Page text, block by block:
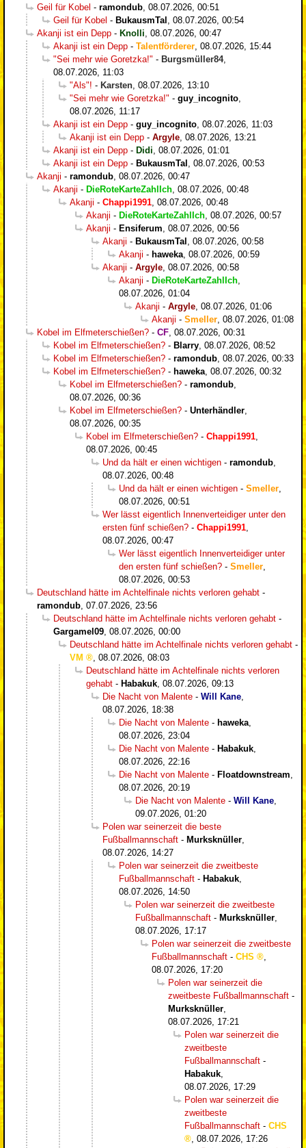
Geil für Kobel - ramondub 08.07.2026, 00:51
Geil für Kobel - BukausmTal
08.07.2026, 00:54
Akanji ist ein Depp - Knolli 08.07.2026, 00:47
Akanji ist ein Depp - Talentförderer 08.07.2026, 15:44
"Sei mehr wie Goretzka!" - Burgsmüller84,
08.07.2026, 11:03
"Als"! - Karsten 08.07.2026, 13:10
"Sei mehr wie Goretzka!" - guy_incognito
08.07.2026, 11:17
Akanji ist ein Depp - guy_incognito 08.07.2026, 11:03
Akanji ist ein Depp - Argyle 08.07.2026, 13:21
Akanji ist ein Depp - Didi 08.07.2026, 01:01
Akanji ist ein Depp - BukausmTal
08.07.2026, 00:53
Akanji - ramondub 08.07.2026, 00:47
Akanji - DieRoteKarteZahlIch 08.07.2026, 00:48
Akanji - Chappi1991 08.07.2026, 00:48
Akanji - DieRoteKarteZahlIch 08.07.2026, 00:57
Akanji - Ensiferum 08.07.2026, 00:56
Akanji - BukausmTal
08.07.2026, 00:58
Akanji - haweka 08.07.2026, 00:59
Akanji - Argyle 08.07.2026, 00:58
Akanji - DieRoteKarteZahlIch
08.07.2026, 01:04
Akanji - Argyle 08.07.2026, 01:06
Akanji - Smeller 08.07.2026, 01:08
Kobel im Elfmeterschießen? - CF 08.07.2026, 00:31
Kobel im Elfmeterschießen? - Blarry 08.07.2026, 08:52
Kobel im Elfmeterschießen? - ramondub 08.07.2026, 00:33
Kobel im Elfmeterschießen? - haweka 08.07.2026, 00:32
Kobel im Elfmeterschießen? - ramondub
08.07.2026, 00:36
Kobel im Elfmeterschießen? - Unterhändler
08.07.2026, 00:35
Kobel im Elfmeterschießen? - Chappi1991
08.07.2026, 00:45
Und da hält er einen wichtigen - ramondub
08.07.2026, 00:48
Und da hält er einen wichtigen - Smeller
08.07.2026, 00:51
Wer lässt eigentlich Innenverteidiger unter den
ersten fünf schießen? - Chappi1991
08.07.2026, 00:47
Wer lässt eigentlich Innenverteidiger unter
den ersten fünf schießen? - Smeller
08.07.2026, 00:53
Deutschland hätte im Achtelfinale nichts verloren gehabt -
ramondub 07.07.2026, 23:56
Deutschland hätte im Achtelfinale nichts verloren gehabt -
Gargamel09 08.07.2026, 00:00
Deutschland hätte im Achtelfinale nichts verloren gehabt -
VM
08.07.2026, 08:03
Deutschland hätte im Achtelfinale nichts verloren
gehabt - Habakuk 08.07.2026, 09:13
Die Nacht von Malente - Will Kane
08.07.2026, 18:38
Die Nacht von Malente - haweka
08.07.2026, 23:04
Die Nacht von Malente - Habakuk
08.07.2026, 22:16
Die Nacht von Malente - Floatdownstream
08.07.2026, 20:19
Die Nacht von Malente - Will Kane
09.07.2026, 01:20
Polen war seinerzeit die beste
Fußballmannschaft - Murksknüller
08.07.2026, 14:27
Polen war seinerzeit die zweitbeste
Fußballmannschaft - Habakuk
08.07.2026, 14:50
Polen war seinerzeit die zweitbeste
Fußballmannschaft - Murksknüller
08.07.2026, 17:17
Polen war seinerzeit die zweitbeste
Fußballmannschaft - CHS
08.07.2026, 17:20
Polen war seinerzeit die
zweitbeste Fußballmannschaft -
Murksknüller
08.07.2026, 17:21
Polen war seinerzeit die
zweitbeste
Fußballmannschaft -
Habakuk
08.07.2026, 17:29
Polen war seinerzeit die
zweitbeste
Fußballmannschaft - CHS
08.07.2026, 17:26